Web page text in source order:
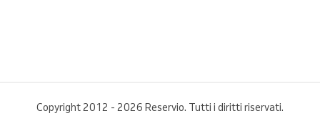
Copyright 2012 - 2026 Reservio. Tutti i diritti riservati.